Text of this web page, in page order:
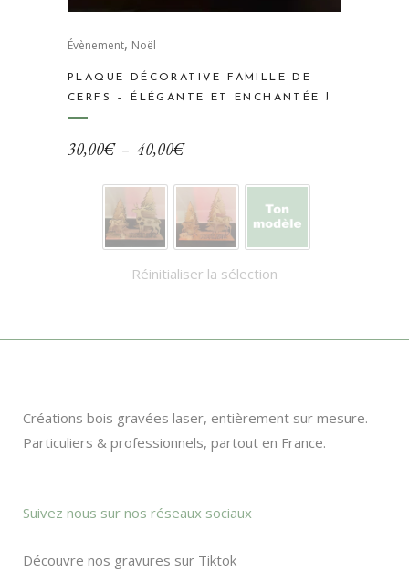
produit
a
plusieurs
variations.
Les
peuvent
choisies
Évènement, Noël
PLAQUE DÉCORATIVE FAMILLE DE
CERFS – ÉLÉGANTE ET ENCHANTÉE !
30,00€ – 40,00€Plage
prix :
30,00€
à
40,00€
Réinitialiser la sélection
Créations bois gravées laser, entièrement sur mesure.
Particuliers & professionnels, partout en France.
Suivez nous sur nos réseaux sociaux
Découvre nos gravures sur Tiktok